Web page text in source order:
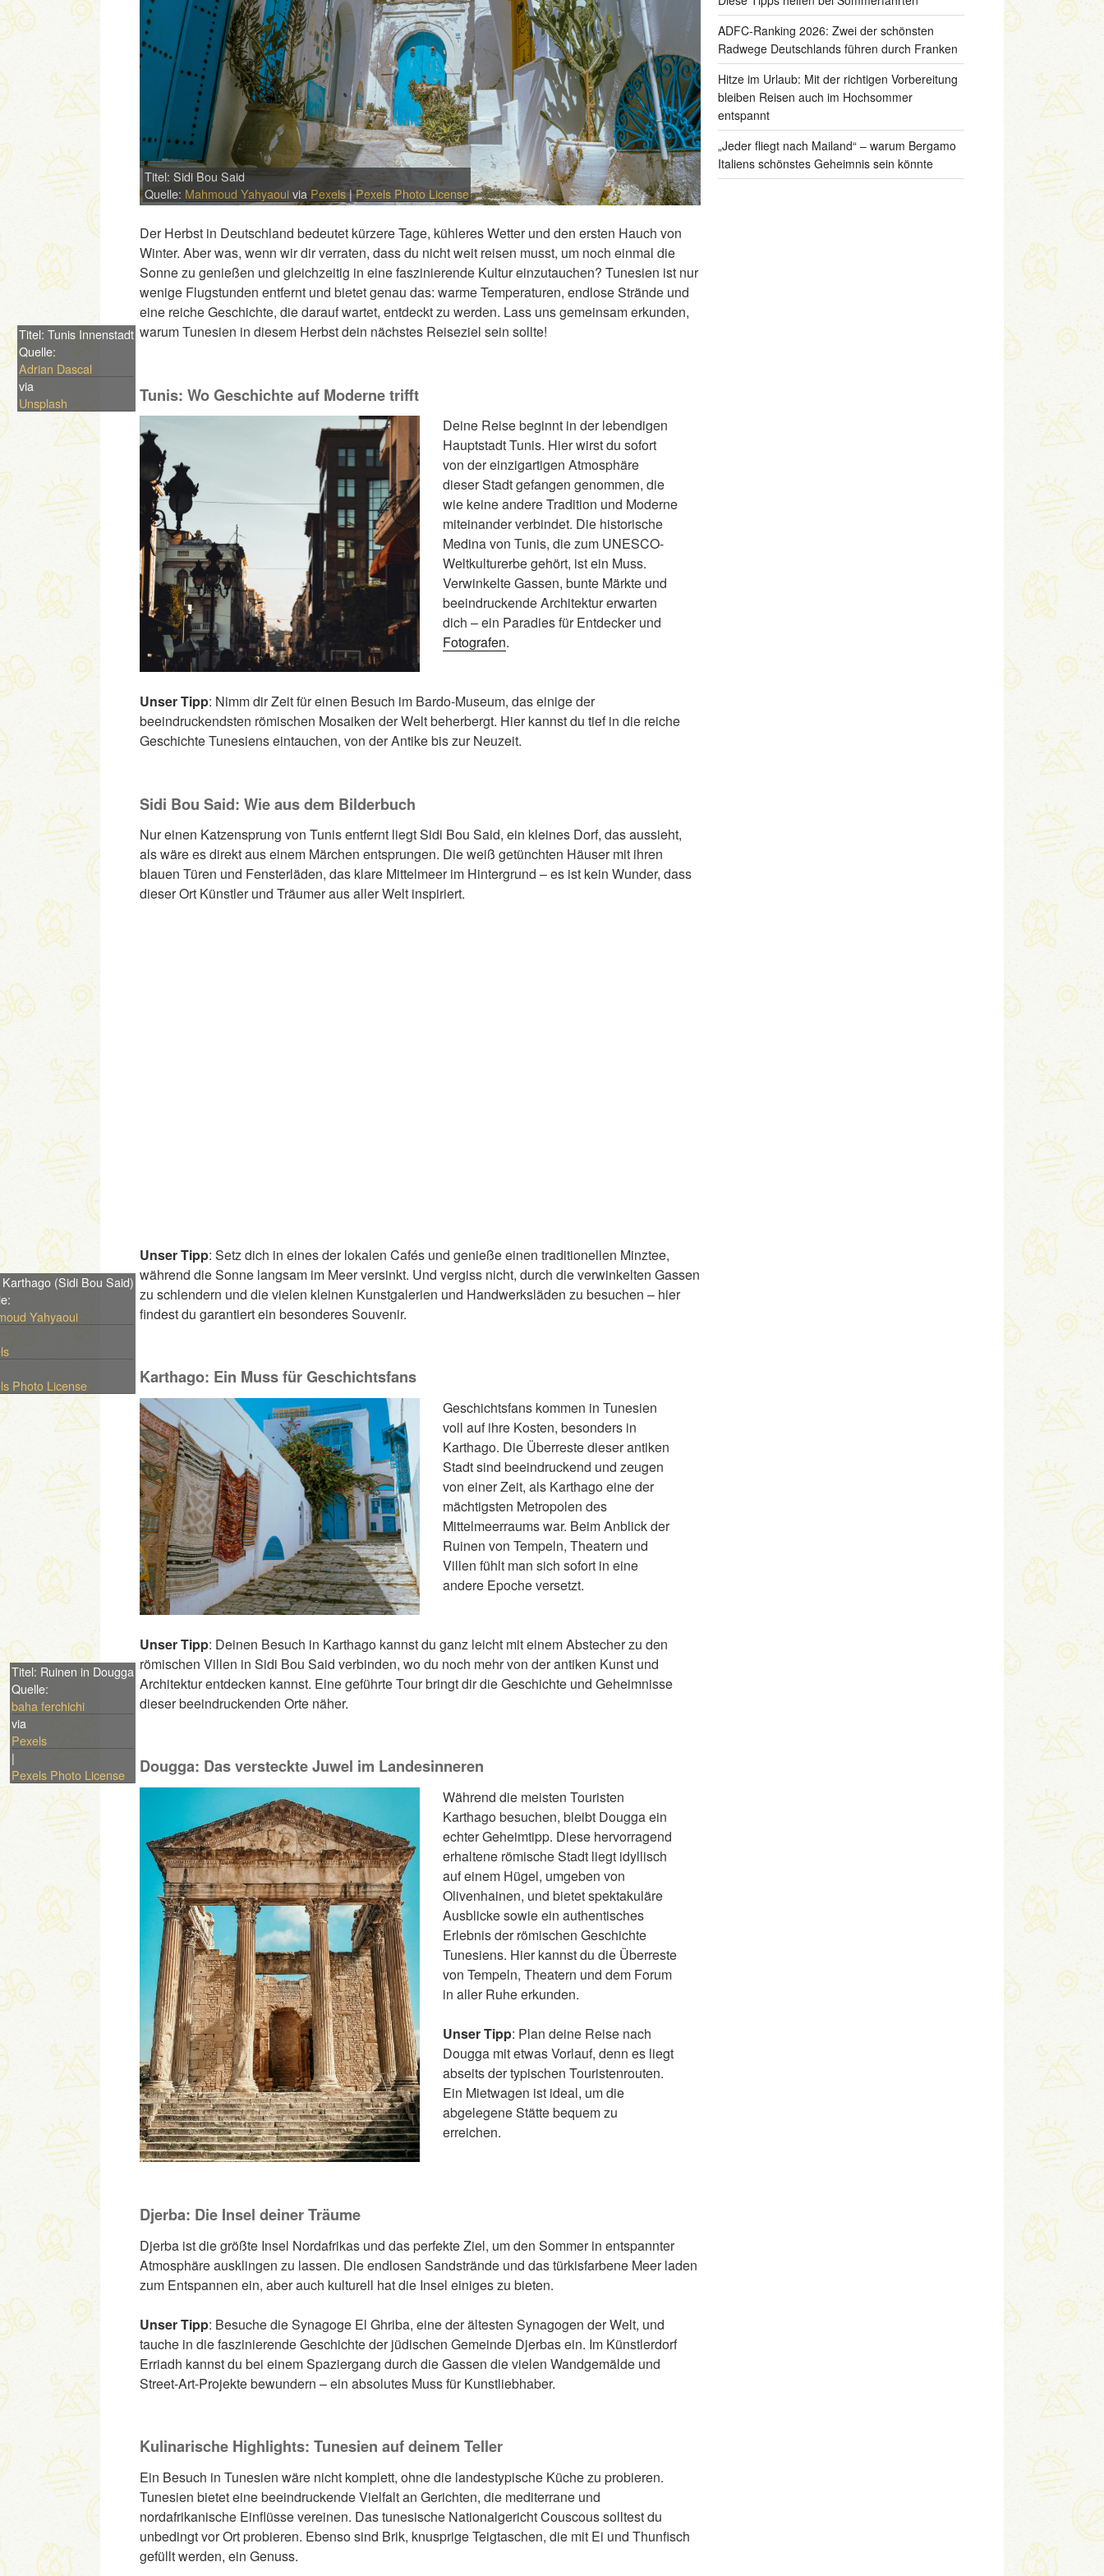
Titel: Sidi Bou Said
Quelle: Mahmoud Yahyaouivia Pexels|Pexels Photo License
Der Herbst in Deutschland bedeutet kürzere Tage, kühleres Wetter und den ersten Hauch von
Winter. Aber was, wenn wir dir verraten, dass du nicht weit reisen musst, um noch einmal die
Sonne zu genießen und gleichzeitig in eine faszinierende Kultur einzutauchen? Tunesien ist nur
wenige Flugstunden entfernt und bietet genau das: warme Temperaturen, endlose Strände und
eine reiche Geschichte, die darauf wartet, entdeckt zu werden. Lass uns gemeinsam erkunden,
warum Tunesien in diesem Herbst dein nächstes Reiseziel sein sollte!
Tunis: Wo Geschichte auf Moderne trifft
Titel: Tunis Innenstadt
Quelle:
Adrian Dascal
via
Unsplash
Deine Reise beginnt in der lebendigen
Hauptstadt Tunis. Hier wirst du sofort
von der einzigartigen Atmosphäre
dieser Stadt gefangen genommen, die
wie keine andere Tradition und Moderne
miteinander verbindet. Die historische
Medina von Tunis, die zum UNESCO-
Weltkulturerbe gehört, ist ein Muss.
Verwinkelte Gassen, bunte Märkte und
beeindruckende Architektur erwarten
dich – ein Paradies für Entdecker und
Fotografen.
Unser Tipp: Nimm dir Zeit für einen Besuch im Bardo-Museum, das einige der
beeindruckendsten römischen Mosaiken der Welt beherbergt. Hier kannst du tief in die reiche
Geschichte Tunesiens eintauchen, von der Antike bis zur Neuzeit.
Sidi Bou Said: Wie aus dem Bilderbuch
Nur einen Katzensprung von Tunis entfernt liegt Sidi Bou Said, ein kleines Dorf, das aussieht,
als wäre es direkt aus einem Märchen entsprungen. Die weiß getünchten Häuser mit ihren
blauen Türen und Fensterläden, das klare Mittelmeer im Hintergrund – es ist kein Wunder, dass
dieser Ort Künstler und Träumer aus aller Welt inspiriert.
Unser Tipp: Setz dich in eines der lokalen Cafés und genieße einen traditionellen Minztee,
während die Sonne langsam im Meer versinkt. Und vergiss nicht, durch die verwinkelten Gassen
zu schlendern und die vielen kleinen Kunstgalerien und Handwerksläden zu besuchen – hier
findest du garantiert ein besonderes Souvenir.
Karthago: Ein Muss für Geschichtsfans
(Sidi Bou Said)
Yahyaoui
Photo License
Geschichtsfans kommen in Tunesien
voll auf ihre Kosten, besonders in
Karthago. Die Überreste dieser antiken
Stadt sind beeindruckend und zeugen
von einer Zeit, als Karthago eine der
mächtigsten Metropolen des
Mittelmeerraums war. Beim Anblick der
Ruinen von Tempeln, Theatern und
Villen fühlt man sich sofort in eine
andere Epoche versetzt.
Unser Tipp: Deinen Besuch in Karthago kannst du ganz leicht mit einem Abstecher zu den
römischen Villen in Sidi Bou Said verbinden, wo du noch mehr von der antiken Kunst und
Architektur entdecken kannst. Eine geführte Tour bringt dir die Geschichte und Geheimnisse
dieser beeindruckenden Orte näher.
Dougga: Das versteckte Juwel im Landesinneren
Titel: Ruinen in Dougga
Quelle:
baha ferchichi
via
Pexels
|
Pexels Photo License
Während die meisten Touristen
Karthago besuchen, bleibt Dougga ein
echter Geheimtipp. Diese hervorragend
erhaltene römische Stadt liegt idyllisch
auf einem Hügel, umgeben von
Olivenhainen, und bietet spektakuläre
Ausblicke sowie ein authentisches
Erlebnis der römischen Geschichte
Tunesiens. Hier kannst du die Überreste
von Tempeln, Theatern und dem Forum
in aller Ruhe erkunden.
Unser Tipp: Plan deine Reise nach
Dougga mit etwas Vorlauf, denn es liegt
abseits der typischen Touristenrouten.
Ein Mietwagen ist ideal, um die
abgelegene Stätte bequem zu
erreichen.
Djerba: Die Insel deiner Träume
Djerba ist die größte Insel Nordafrikas und das perfekte Ziel, um den Sommer in entspannter
Atmosphäre ausklingen zu lassen. Die endlosen Sandstrände und das türkisfarbene Meer laden
zum Entspannen ein, aber auch kulturell hat die Insel einiges zu bieten.
Unser Tipp: Besuche die Synagoge El Ghriba, eine der ältesten Synagogen der Welt, und
tauche in die faszinierende Geschichte der jüdischen Gemeinde Djerbas ein. Im Künstlerdorf
Erriadh kannst du bei einem Spaziergang durch die Gassen die vielen Wandgemälde und
Street-Art-Projekte bewundern – ein absolutes Muss für Kunstliebhaber.
Kulinarische Highlights: Tunesien auf deinem Teller
Ein Besuch in Tunesien wäre nicht komplett, ohne die landestypische Küche zu probieren.
Tunesien bietet eine beeindruckende Vielfalt an Gerichten, die mediterrane und
nordafrikanische Einflüsse vereinen. Das tunesische Nationalgericht Couscous solltest du
unbedingt vor Ort probieren. Ebenso sind Brik, knusprige Teigtaschen, die mit Ei und Thunfisch
gefüllt werden, ein Genuss.
ADFC-Ranking 2026: Zwei der schönsten
Radwege Deutschlands führen durch Franken
Hitze im Urlaub: Mit der richtigen Vorbereitung
bleiben Reisen auch im Hochsommer
entspannt
„Jeder fliegt nach Mailand“ – warum Bergamo
Italiens schönstes Geheimnis sein könnte